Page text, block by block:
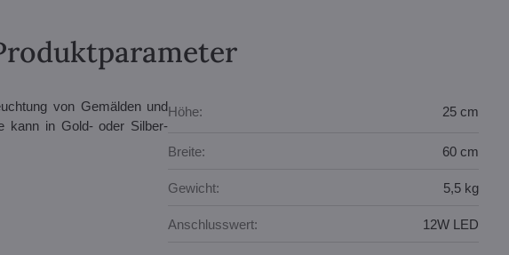
von Gemälden und
kann in Gold- oder Silber-
Höhe: 25 cm
Breite: 60 cm
Gewicht: 5,5 kg
Anschlusswert: 12W LED